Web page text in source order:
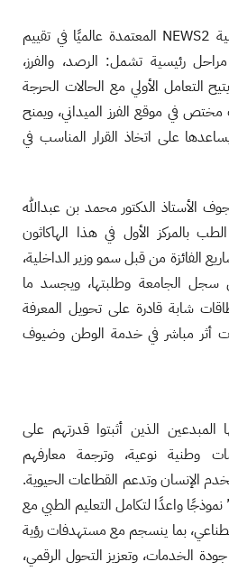
ويعتمد المشروع على خوارزمية NEWS2 المعتمدة عالميًا في تقييم
رئيسية تشمل: الرصد، والفرز،
التعامل الأولي مع الحالات الحرجة
في موقع الفرز الميداني، ويمنح
على اتخاذ القرار المناسب في
الأستاذ الدكتور محمد بن عبدالله
بالمركز الأول في هذا الهاكاثون
الفائزة من قبل سمو وزير الداخلية،
سجل الجامعة وطلبتها، ويجسد ما
شابة قادرة على تحويل المعرفة
أثر مباشر في خدمة الوطن وضيوف
المبدعين الذين أثبتوا قدرتهم على
وطنية نوعية، وترجمة معارفهم
الإنسان وتدعم القطاعات الحيوية.
واعدًا لتكامل التعليم الطبي مع
بما ينسجم مع مستهدفات رؤية
في تحسين جودة الخدمات، وتعزيز التحول الرقمي،